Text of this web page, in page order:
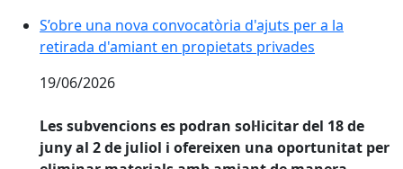
S’obre una nova convocatòria d'ajuts per a la
S’obre una nova convocatòria d'ajuts per a la
retirada d'amiant en propietats privades
19/06/2026
Les subvencions es podran sol·licitar del 18 de
juny al 2 de juliol i ofereixen una oportunitat per